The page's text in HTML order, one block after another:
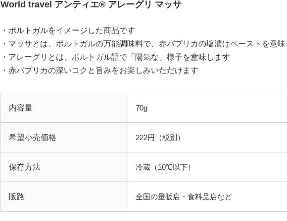
World travel アンティエ® アレーグリ マッサ
・ポルトガルをイメージした商品です
・マッサとは、ポルトガルの万能調味料で、赤パプリカの塩漬けペーストを意
・アレーグリとは、ポルトガル語で「陽気な」様子を意味します
・赤パプリカの深いコクと旨みをお楽しみいただけます
内容量 70g
希望小売価格 222円（税別）
保存方法 冷蔵（10℃以下）
販路 全国の量販店・食料品店など